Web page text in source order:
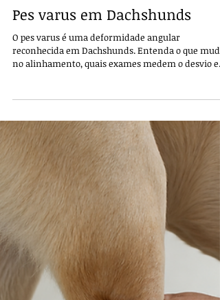
Felipe Garofallo
há 5 dias
7 min de leitura
Pes varus em Dachshunds
O pes varus é uma deformidade angular
no alinhamento, quais exames medem o desvio e